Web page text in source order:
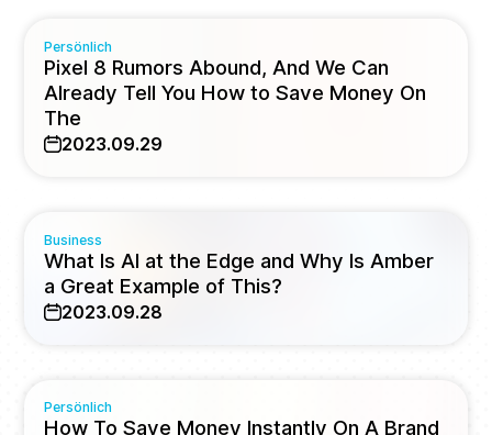
Persönlich
Pixel 8 Rumors Abound, And We Can
Already Tell You How to Save Money On
The
2023.09.29
Business
What Is AI at the Edge and Why Is Amber
a Great Example of This?
2023.09.28
Persönlich
How To Save Money Instantly On A Brand